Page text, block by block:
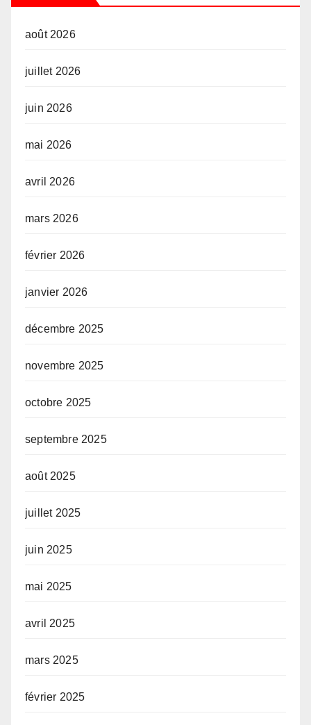
août 2026
juillet 2026
juin 2026
mai 2026
avril 2026
mars 2026
février 2026
janvier 2026
décembre 2025
novembre 2025
octobre 2025
septembre 2025
août 2025
juillet 2025
juin 2025
mai 2025
avril 2025
mars 2025
février 2025